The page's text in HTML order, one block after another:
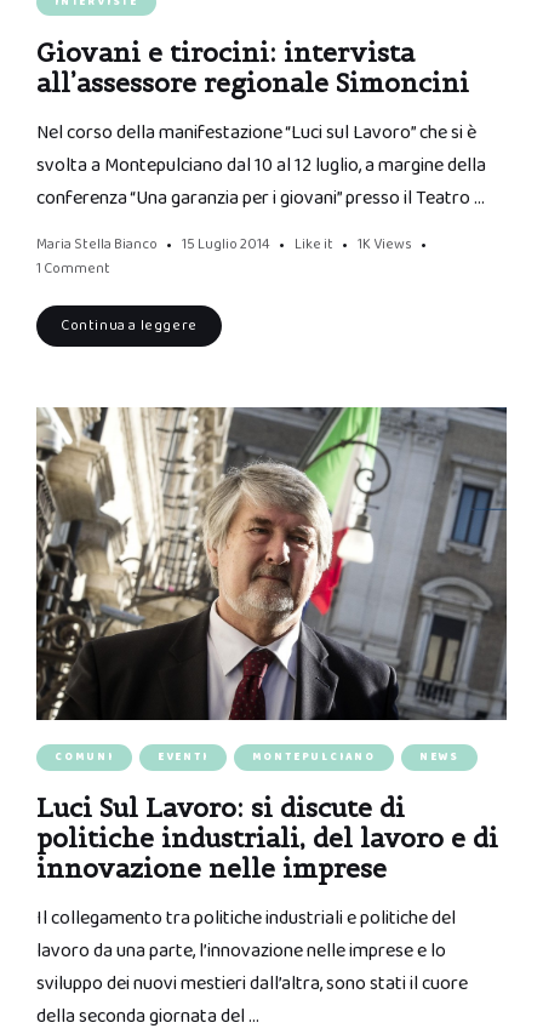
Giovani e tirocini: intervista
all’assessore regionale Simoncini
Nel corso della manifestazione “Luci sul Lavoro” che si è
svolta a Montepulciano dal 10 al 12 luglio, a margine della
conferenza “Una garanzia per i giovani” presso il Teatro …
Maria Stella Bianco 15 Luglio 2014 Like it 1K Views
1 Comment
Continua a leggere
COMUNI EVENTI MONTEPULCIANO NEWS
Luci Sul Lavoro: si discute di
politiche industriali, del lavoro e di
innovazione nelle imprese
Il collegamento tra politiche industriali e politiche del
lavoro da una parte, l’innovazione nelle imprese e lo
sviluppo dei nuovi mestieri dall’altra, sono stati il cuore
della seconda giornata del …